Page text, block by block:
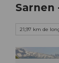
Sarnen
21,97 km de